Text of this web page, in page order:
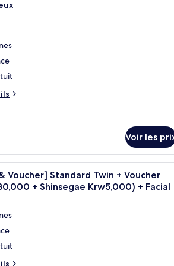
Voir les
Une chambre d’hôtel avec
Voucher] Standard Twin + Voucher
+ Shinsegae Krw5,000) + Facial